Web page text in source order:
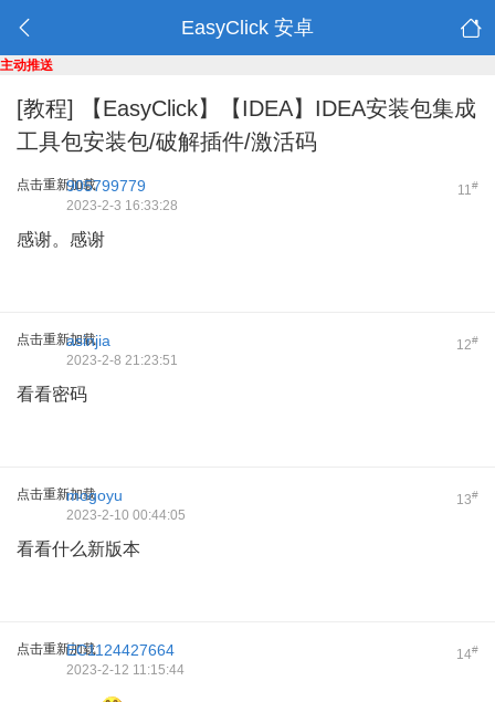
EasyClick 安卓
主动推送
[教程]
【EasyClick】【IDEA】IDEA安装包集成
工具包安装包/破解插件/激活码
点击重新加载 11#
905799779
2023-2-3 16:33:28
感谢。感谢
点击重新加载 12#
asinjia
2023-2-8 21:23:51
看看密码
点击重新加载 13#
mogoyu
2023-2-10 00:44:05
看看什么新版本
点击重新加载 14#
EC1124427664
2023-2-12 11:15:44